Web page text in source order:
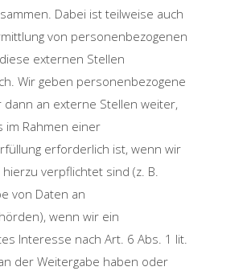
Dabei ist teilweise auch
von personenbezogenen
externen Stellen
Wir geben personenbezogene
dann an externe Stellen weiter,
im Rahmen einer
erforderlich ist, wenn wir
hierzu verpflichtet sind (z. B.
von Daten an
wenn wir ein
Interesse nach Art. 6 Abs. 1 lit.
der Weitergabe haben oder